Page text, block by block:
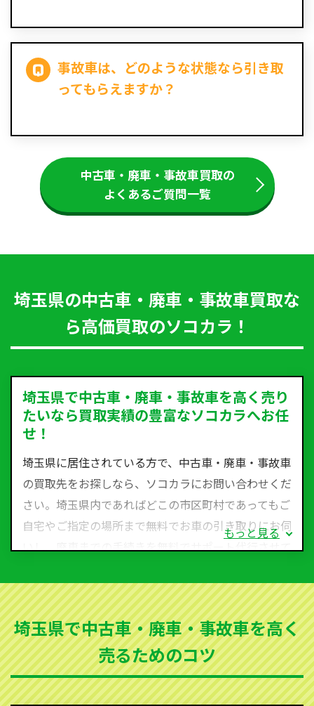
事故車は、どのような状態なら引き取
ってもらえますか？
中古車・廃車・事故車買取の
よくあるご質問一覧
埼玉県の中古車・廃車・事故車買取な
ら高価買取のソコカラ！
埼玉県で中古車・廃車・事故車を高く売り
たいなら買取実績の豊富なソコカラへお任
せ！
埼玉県に居住されている方で、中古車・廃車・事故車
の買取先をお探しなら、ソコカラにお問い合わせくだ
さい。埼玉県内であればどこの市区町村であってもご
自宅やご指定の場所まで無料でお車の引き取りにお伺
いし、廃車までの手続きを無料でサポート代行させて
など動かない車、水害車、不動車、乗らなくなってし
まった車、車検が切れて動かすことができない車でも
買取可能です。
ソコカラは世界１１０か国に独自の販売ネットワーク
を持ち、国内に自社物流網、自社ヤードをもっている
ため、中間マージンがかかりません。だから高価買取
もっと見る
埼玉県で中古車・廃車・事故車を高く
売るためのコツ